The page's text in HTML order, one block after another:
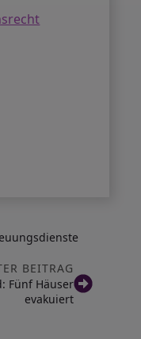
BEITRAG
Fünf Häuser
evakuiert